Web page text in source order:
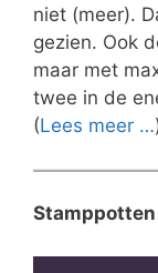
niet (meer).
gezien. Ook
maar met
twee in de
(Lees meer …
Stamppotten